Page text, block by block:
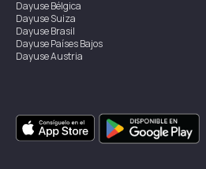
DayuseBélgica
DayuseSuiza
DayuseBrasil
DayusePaíses Bajos
DayuseAustria
DayuseSingapur
DayuseSuecia
DayuseTailandia